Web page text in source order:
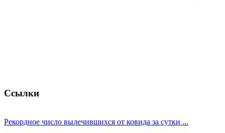
Ссылки
Рекордное число вылечившихся от ковида за сутки ...